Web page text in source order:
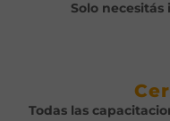
Solo
Todas las